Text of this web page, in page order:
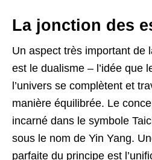
La jonction des
Un aspect très important de
est le dualisme – l’idée que
l’univers se complètent et
manière équilibrée. Le
incarné dans le symbole
sous le nom de Yin Yang.
parfaite du principe est